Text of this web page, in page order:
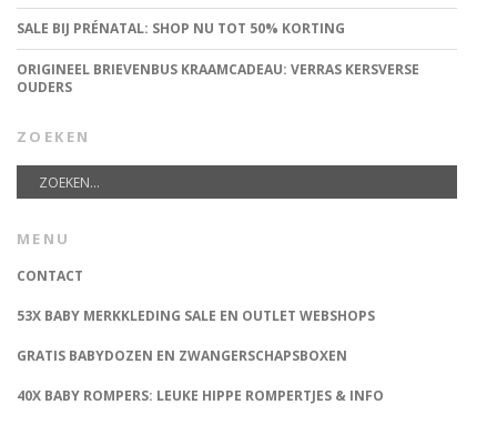
SALE BIJ PRÉNATAL: SHOP NU TOT 50% KORTING
ORIGINEEL BRIEVENBUS KRAAMCADEAU: VERRAS KERSVERSE
OUDERS
ZOEKEN
MENU
CONTACT
53X BABY MERKKLEDING SALE EN OUTLET WEBSHOPS
GRATIS BABYDOZEN EN ZWANGERSCHAPSBOXEN
40X BABY ROMPERS: LEUKE HIPPE ROMPERTJES & INFO